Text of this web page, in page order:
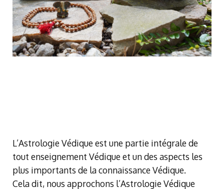
L’Astrologie Védique est une partie intégrale de
tout enseignement Védique et un des aspects les
plus importants de la connaissance Védique.
Cela dit, nous approchons l’Astrologie Védique